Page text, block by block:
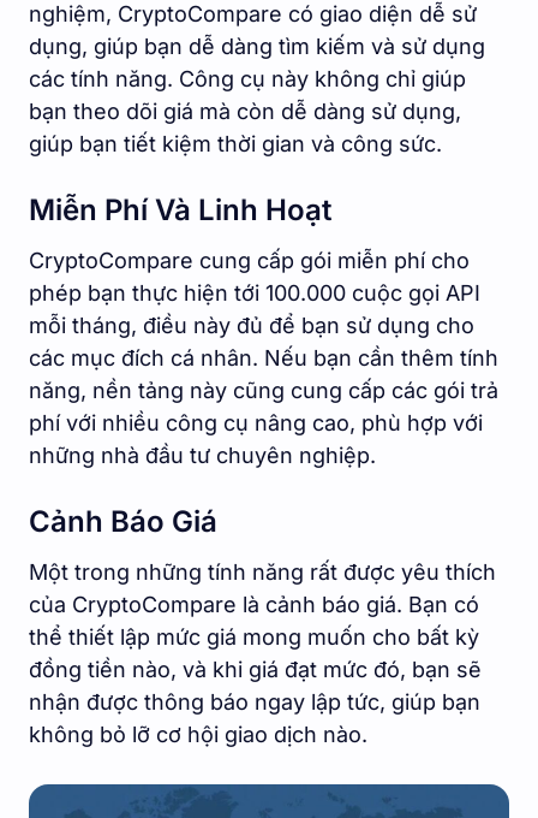
nghiệm, CryptoCompare có giao diện dễ sử
dụng, giúp bạn dễ dàng tìm kiếm và sử dụng
các tính năng. Công cụ này không chỉ giúp
bạn theo dõi giá mà còn dễ dàng sử dụng,
giúp bạn tiết kiệm thời gian và công sức.
Miễn Phí Và Linh Hoạt
CryptoCompare cung cấp gói miễn phí cho
phép bạn thực hiện tới 100.000 cuộc gọi API
mỗi tháng, điều này đủ để bạn sử dụng cho
các mục đích cá nhân. Nếu bạn cần thêm tính
năng, nền tảng này cũng cung cấp các gói trả
phí với nhiều công cụ nâng cao, phù hợp với
những nhà đầu tư chuyên nghiệp.
Cảnh Báo Giá
Một trong những tính năng rất được yêu thích
của CryptoCompare là cảnh báo giá. Bạn có
thể thiết lập mức giá mong muốn cho bất kỳ
đồng tiền nào, và khi giá đạt mức đó, bạn sẽ
nhận được thông báo ngay lập tức, giúp bạn
không bỏ lỡ cơ hội giao dịch nào.